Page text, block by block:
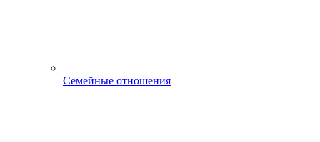
Семейные отношения